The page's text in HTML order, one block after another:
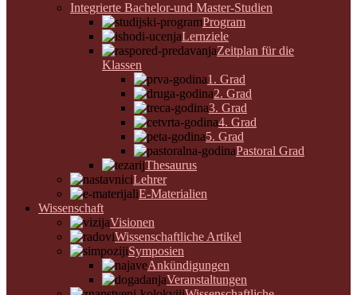
Integrierte Bachelor-und Master-Studien
Program
Lernziele
Zeitplan für die
Klassen
1. Grad
2. Grad
3. Grad
4. Grad
5. Grad
Pastoral Grad
Thesaurus
Lehrer
E-Materialien
Wissenschaft
Visionen
Wissenschaftliche Artikel
Symposien
Ankündigungen
Veranstaltungen